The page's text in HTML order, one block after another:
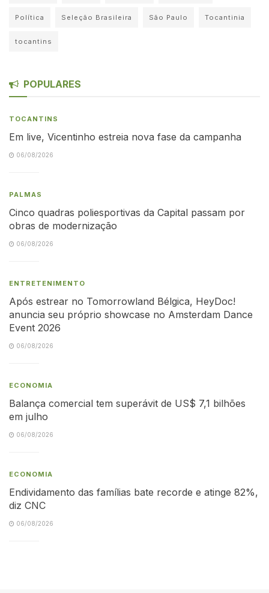
Política Seleção Brasileira São Paulo Tocantinia
tocantins
POPULARES
TOCANTINS
Em live, Vicentinho estreia nova fase da campanha
06/08/2026
PALMAS
Cinco quadras poliesportivas da Capital passam por
obras de modernização
06/08/2026
ENTRETENIMENTO
Após estrear no Tomorrowland Bélgica, HeyDoc!
anuncia seu próprio showcase no Amsterdam Dance
Event 2026
06/08/2026
ECONOMIA
Balança comercial tem superávit de US$ 7,1 bilhões
em julho
06/08/2026
ECONOMIA
Endividamento das famílias bate recorde e atinge 82%,
diz CNC
06/08/2026